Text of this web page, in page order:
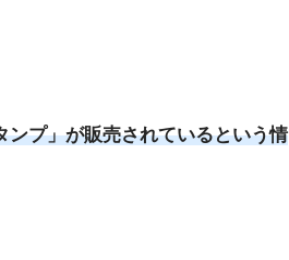
ンプ」が販売されているという情